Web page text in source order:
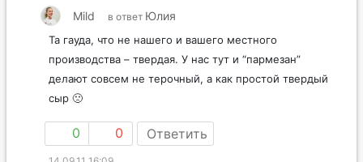
Та гауда, что не нашего и вашего местного
производства – твердая. У нас тут и “пармезан”
делают совсем не терочный, а как простой твердый
0 0 Ответить